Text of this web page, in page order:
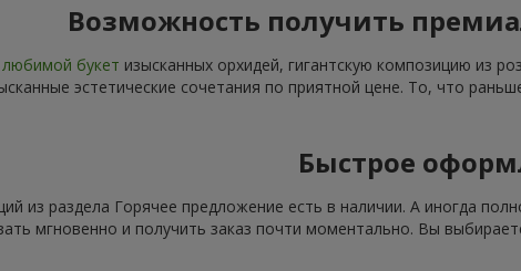
Возможность получить
любимой букет изысканных орхидей, гигантскую композицию из
эстетические сочетания по приятной цене. То, что
Быстрое
из раздела Горячее предложение есть в наличии. А иногда
мгновенно и получить заказ почти моментально. Вы